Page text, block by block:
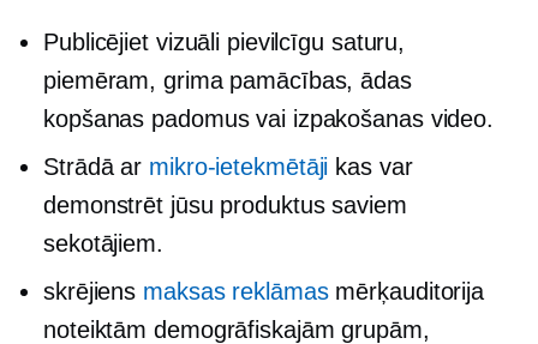
Publicējiet vizuāli pievilcīgu saturu,
piemēram, grima pamācības, ādas
kopšanas padomus vai izpakošanas video.
Strādā ar mikro-ietekmētāji kas var
demonstrēt jūsu produktus saviem
sekotājiem.
skrējiens maksas reklāmasmērķauditorija
noteiktām demogrāfiskajām grupām,